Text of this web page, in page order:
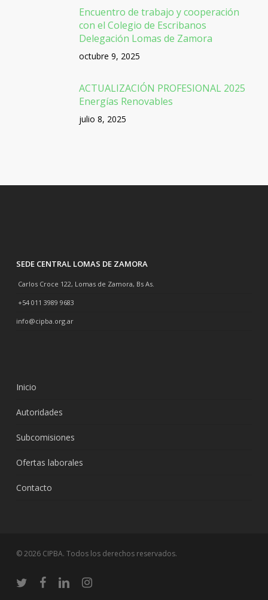
Encuentro de trabajo y cooperación
con el Colegio de Escribanos
Delegación Lomas de Zamora
octubre 9, 2025
ACTUALIZACIÓN PROFESIONAL 2025
Energías Renovables
julio 8, 2025
SEDE CENTRAL LOMAS DE ZAMORA
Carlos Croce 122, Lomas de Zamora, Bs As.
+54 011 3989 9683
info@cipba.org.ar
Inicio
Autoridades
Subcomisiones
Ofertas laborales
Contacto
© 2026 CIPBA. Todos los derechos reservados.
twitter facebooklinkedininstagram